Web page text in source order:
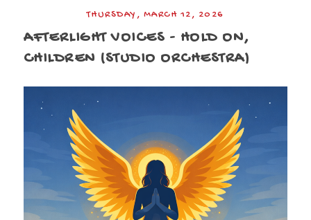
THURSDAY, MARCH 12, 2026
AFTERLIGHT VOICES - HOLD ON,
CHILDREN (STUDIO ORCHESTRA)